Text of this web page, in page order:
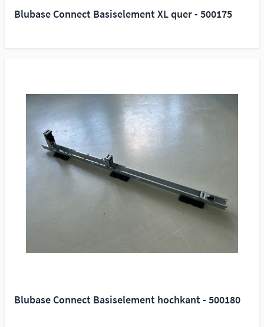
Blubase Connect Basiselement XL quer - 500175
Blubase Connect Basiselement hochkant - 500180